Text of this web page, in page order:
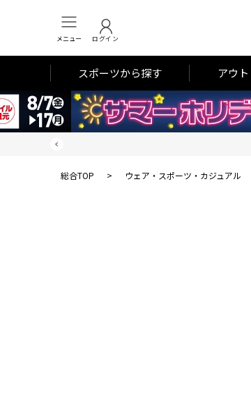
メニュー ログイン
スポーツから探す アウ
総合TOP > ウェア・スポーツ・カジュアル